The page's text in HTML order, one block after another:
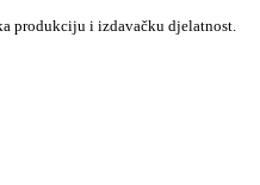
produkciju i izdavačku djelatnost.